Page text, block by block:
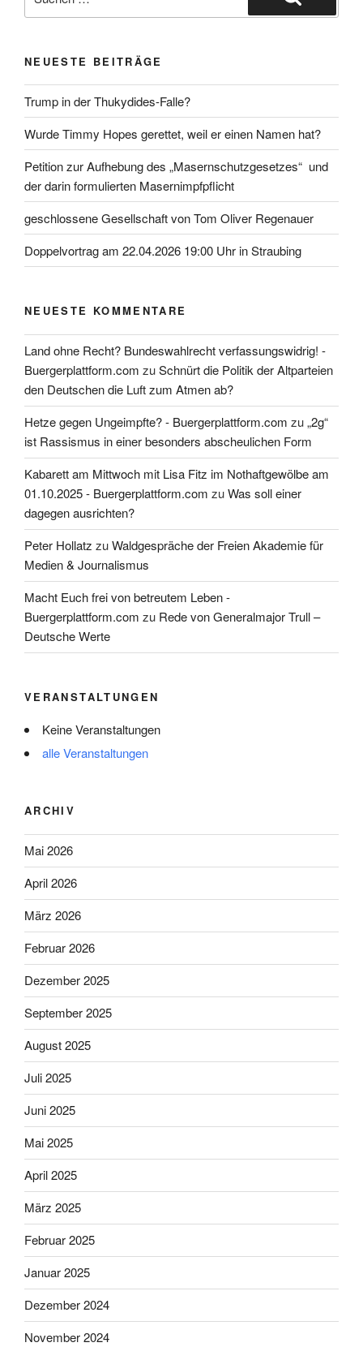
nach: Suchen
NEUESTE BEITRÄGE
Trump in der Thukydides-Falle?
Wurde Timmy Hopes gerettet, weil er einen Namen hat?
Petition zur Aufhebung des „Masernschutzgesetzes“ und
der darin formulierten Masernimpfpflicht
geschlossene Gesellschaft von Tom Oliver Regenauer
Doppelvortrag am 22.04.2026 19:00 Uhr in Straubing
NEUESTE KOMMENTARE
Land ohne Recht? Bundeswahlrecht verfassungswidrig! -
Buergerplattform.com zuSchnürt die Politik der Altparteien
den Deutschen die Luft zum Atmen ab?
Hetze gegen Ungeimpfte? - Buergerplattform.com zu„2g“
ist Rassismus in einer besonders abscheulichen Form
Kabarett am Mittwoch mit Lisa Fitz im Nothaftgewölbe am
01.10.2025 - Buergerplattform.com zuWas soll einer
dagegen ausrichten?
Peter Hollatz zuWaldgespräche der Freien Akademie für
Medien & Journalismus
Macht Euch frei von betreutem Leben -
Buergerplattform.com zu Rede von Generalmajor Trull –
Deutsche Werte
VERANSTALTUNGEN
Keine Veranstaltungen
alle Veranstaltungen
ARCHIV
Mai 2026
April 2026
März 2026
Februar 2026
Dezember 2025
September 2025
August 2025
Juli 2025
Juni 2025
Mai 2025
April 2025
März 2025
Februar 2025
Januar 2025
Dezember 2024
November 2024